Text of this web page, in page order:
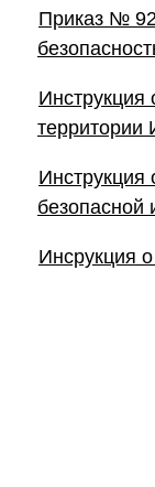
Приказ №
безопасной
Инсрукция